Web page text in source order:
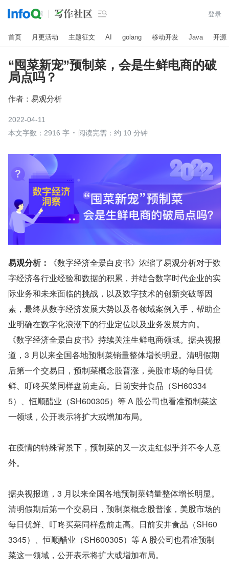
 登录
首页 月更活动 主题征文 AI golang 移动开发 Java 开源
“囤菜新宠”预制菜，会是生鲜电商的破
局点吗？
作者： 易观分析
2022-04-11
本文字数：2916 字
阅读完需：约 10 分钟
易观分析：
《数字经济全景白皮书》浓缩了易观分析对于数
字经济各行业经验和数据的积累，并结合数字时代企业的实
际业务和未来面临的挑战，以及数字技术的创新突破等因
素，最终从数字经济发展大势以及各领域案例入手，帮助企
业明确在数字化浪潮下的行业定位以及业务发展方向。
《数字经济全景白皮书》持续关注生鲜电商领域。据央视报
道，3 月以来全国各地预制菜销量整体增长明显。清明假期
后第一个交易日，预制菜概念股普涨，美股市场的每日优
鲜、叮咚买菜同样盘前走高。日前安井食品（SH60334
5）、恒顺醋业（SH600305）等 A 股公司也看准预制菜这
一领域，公开表示将扩大或增加布局。
在疫情的特殊背景下，预制菜的又一次走红似乎并不令人意
外。
据央视报道，3 月以来全国各地预制菜销量整体增长明显。
清明假期后第一个交易日，预制菜概念股普涨，美股市场的
每日优鲜、叮咚买菜同样盘前走高。日前安井食品（SH60
3345）、恒顺醋业（SH600305）等 A 股公司也看准预制
菜这一领域，公开表示将扩大或增加布局。